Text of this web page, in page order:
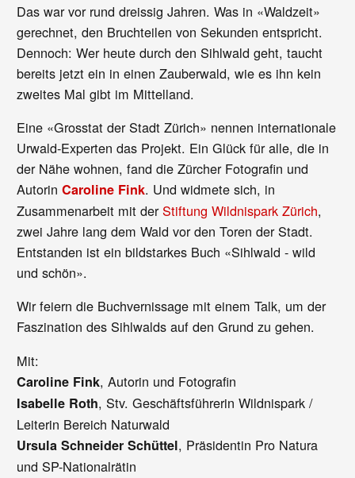
Das war vor rund dreissig Jahren. Was in «Waldzeit»
gerechnet, den Bruchteilen von Sekunden entspricht.
Dennoch: Wer heute durch den Sihlwald geht, taucht
bereits jetzt ein in einen Zauberwald, wie es ihn kein
zweites Mal gibt im Mittelland.
Eine «Grosstat der Stadt Zürich» nennen internationale
Urwald-Experten das Projekt. Ein Glück für alle, die in
der Nähe wohnen, fand die Zürcher Fotografin und
AutorinCaroline Fink. Und widmete sich, in
Zusammenarbeit mit derStiftung Wildnispark Zürich,
zwei Jahre lang dem Wald vor den Toren der Stadt.
Entstanden ist ein bildstarkes Buch «Sihlwald - wild
und schön».
Wir feiern die Buchvernissage mit einem Talk, um der
Faszination des Sihlwalds auf den Grund zu gehen.
Mit:
Caroline Fink, Autorin und Fotografin
Isabelle Roth, Stv. Geschäftsführerin Wildnispark /
Leiterin Bereich Naturwald
Ursula Schneider Schüttel, Präsidentin Pro Natura
und SP-Nationalrätin